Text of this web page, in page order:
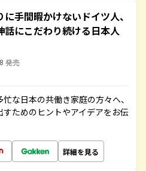
に手間暇かけないドイツ人、
話にこだわり続ける日本人
発売
な日本の共働き家庭の方々へ、
ためのヒントやアイデアをお伝
詳細を見る